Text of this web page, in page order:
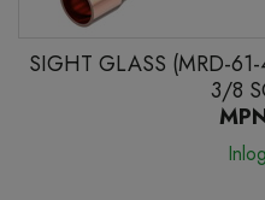
SIGHT GLASS (MRD-
3/8